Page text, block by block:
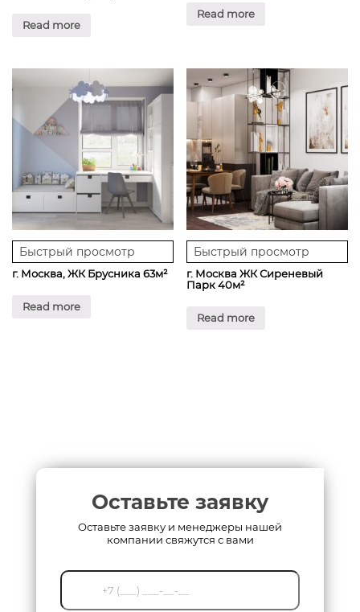
Read more
Read more
Быстрый просмотр
г. Москва, ЖК Брусника 63м²
Read more
Быстрый просмотр
г. Москва ЖК Сиреневый
Парк 40м²
Read more
Оставьте заявку
Оставьте заявку и менеджеры нашей
компании свяжутся с вами